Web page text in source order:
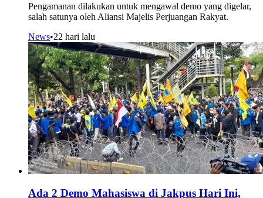
Pengamanan dilakukan untuk mengawal demo yang digelar,
salah satunya oleh Aliansi Majelis Perjuangan Rakyat.
News•22 hari lalu
Ada 2 Demo Mahasiswa di Jakpus Hari Ini,